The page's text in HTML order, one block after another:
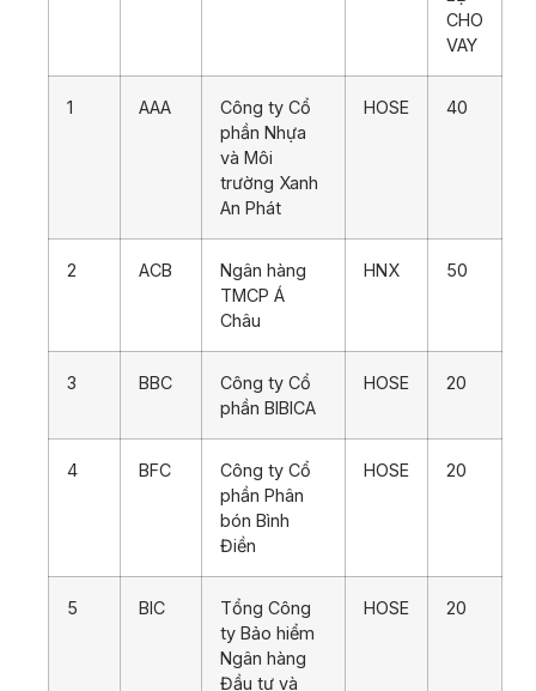
CHO
VAY
1 AAA
Công ty Cổ
phần Nhựa
và Môi
trường Xanh
An Phát
HOSE 40
2 ACB
Ngân hàng
TMCP Á
Châu
HNX 50
3 BBC
Công ty Cổ
phần BIBICA
HOSE 20
4 BFC
Công ty Cổ
phần Phân
bón Bình
Điền
HOSE 20
5 BIC
Tổng Công
ty Bảo hiểm
Ngân hàng
Đầu tư và
HOSE 20